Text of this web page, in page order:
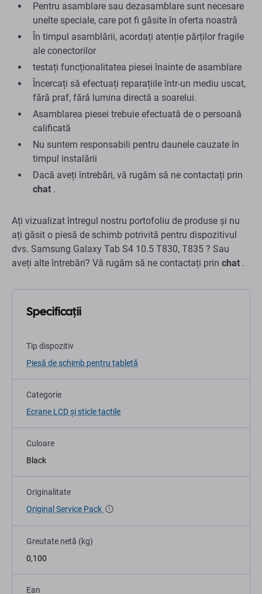
Pentru asamblare sau dezasamblare sunt necesare
unelte speciale, care pot fi găsite în oferta noastră
În timpul asamblării, acordați atenție părților fragile
ale conectorilor
testați funcționalitatea piesei înainte de asamblare
Încercați să efectuați reparațiile într-un mediu uscat,
fără praf, fără lumina directă a soarelui.
Asamblarea piesei trebuie efectuată de o persoană
calificată
Nu suntem responsabili pentru daunele cauzate în
timpul instalării
Dacă aveți întrebări, vă rugăm să ne contactați prin
chat .
Ați vizualizat întregul nostru portofoliu de produse și nu
ați găsit o piesă de schimb potrivită pentru dispozitivul
dvs. Samsung Galaxy Tab S4 10.5 T830, T835 ? Sau
aveți alte întrebări? Vă rugăm să ne contactați prin chat .
Specificații
Tip dispozitiv
Piesă de schimb pentru tabletă
Categorie
Ecrane LCD și sticle tactile
Culoare
Black
Originalitate
Original Service Pack
Greutate netă (kg)
0,100
Ean